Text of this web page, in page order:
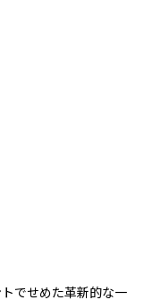
でせめた革新的な一